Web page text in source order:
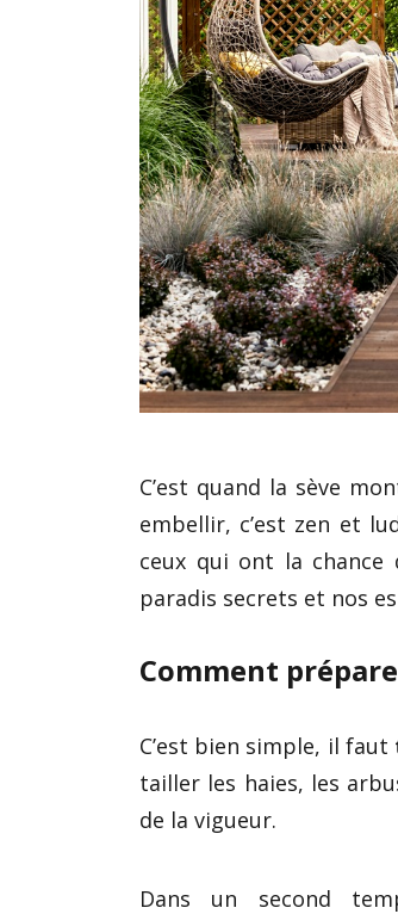
C’est quand la sève
embellir, c’est zen et
ceux qui ont la
paradis secrets et nos
Comment
C’est bien simple, il faut
tailler les haies, les
de la vigueur.
Dans un second